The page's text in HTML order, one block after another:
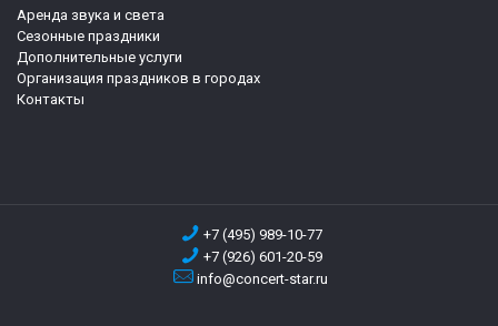
Аренда звука и света
Сезонные праздники
Дополнительные услуги
Организация праздников в городах
Контакты
+7 (495) 989-10-77
+7 (926) 601-20-59
info@concert-star.ru